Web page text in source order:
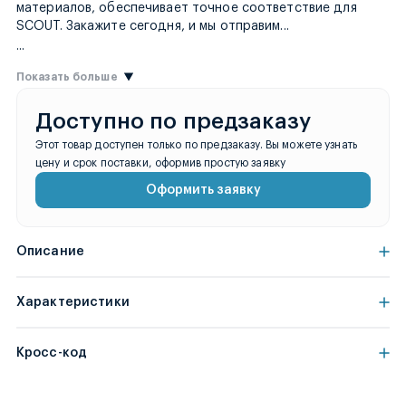
материалов, обеспечивает точное соответствие для
SCOUT. Закажите сегодня, и мы отправим...
...
Показать больше
Доступно по предзаказу
Этот товар доступен только по предзаказу. Вы можете узнать
цену и срок поставки, оформив простую заявку
Оформить заявку
Описание
Характеристики
Кросс-код